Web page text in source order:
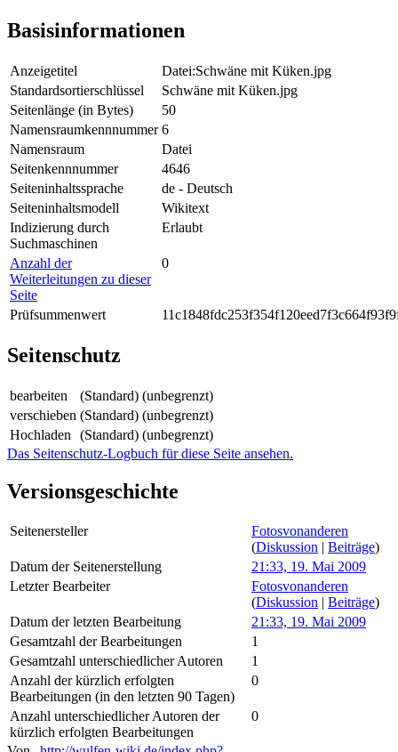
Basisinformationen
Anzeigetitel
Datei:Schwäne mit Küken.jpg
Standardsortierschlüssel
Schwäne mit Küken.jpg
Seitenlänge (in Bytes)
50
Namensraumkennnummer 6
Namensraum
Datei
Seitenkennnummer
4646
Seiteninhaltssprache
de - Deutsch
Seiteninhaltsmodell
Wikitext
Indizierung durch
Suchmaschinen
Erlaubt
Anzahl der
Weiterleitungen zu dieser
Seite
0
Prüfsummenwert
Seitenschutz
bearbeiten
(Standard) (unbegrenzt)
verschieben (Standard) (unbegrenzt)
Hochladen
(Standard) (unbegrenzt)
Das Seitenschutz-Logbuch für diese Seite ansehen.
Versionsgeschichte
Seitenersteller
Fotosvonanderen
(Diskussion | Beiträge)
Datum der Seitenerstellung
21:33, 19. Mai 2009
Letzter Bearbeiter
Fotosvonanderen
(Diskussion | Beiträge)
Datum der letzten Bearbeitung
21:33, 19. Mai 2009
Gesamtzahl der Bearbeitungen
1
Gesamtzahl unterschiedlicher Autoren
1
Anzahl der kürzlich erfolgten
Bearbeitungen (in den letzten 90 Tagen)
0
Anzahl unterschiedlicher Autoren der
kürzlich erfolgten Bearbeitungen
0